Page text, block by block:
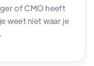
of CMO heeft
weet niet waar je